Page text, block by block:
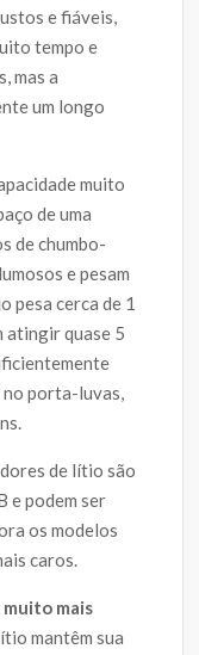
e fiáveis,
tempo e
mas a
um longo
muito
de uma
de chumbo-
e pesam
pesa cerca de 1
atingir quase 5
no porta-luvas,
de lítio são
e podem ser
os modelos
caros.
mais
mantêm sua